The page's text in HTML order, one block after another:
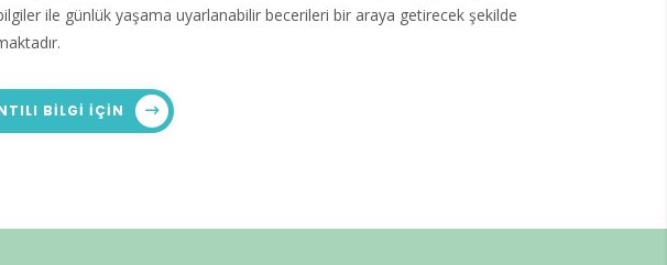
ile günlük yaşama uyarlanabilir becerileri bir araya getirecek şekilde
BILGI IÇIN